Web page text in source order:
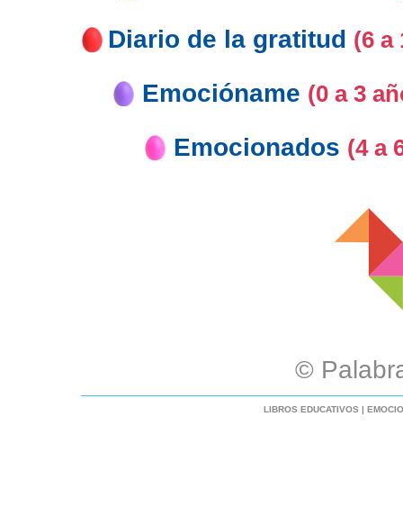
Diario de la gratitud (6 a
Emocióname (0 a 3
Emocionados (4 a
©
LIBROS EDUCATIVOS |